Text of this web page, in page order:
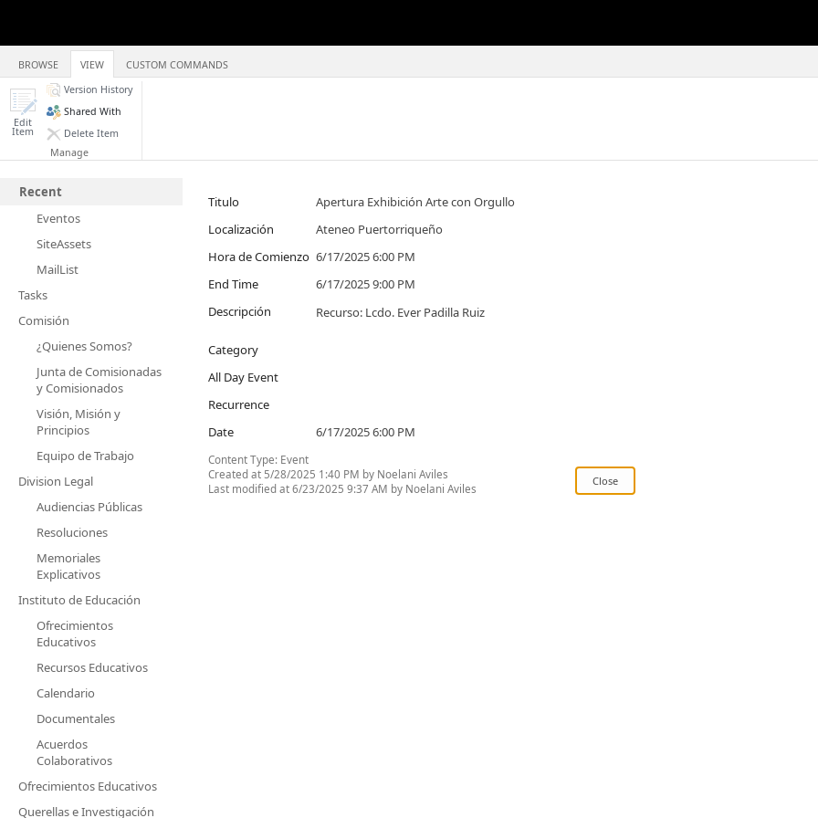
BROWSE VIEW CUSTOM COMMANDS
Edit
Item
Version History
Shared With
Delete Item
Manage
Recent
Eventos
SiteAssets
MailList
Tasks
Comisión
¿Quienes Somos?
Junta de Comisionadas
y Comisionados
Visión, Misión y
Principios
Equipo de Trabajo
Division Legal
Audiencias Públicas
Resoluciones
Memoriales
Explicativos
Instituto de Educación
Ofrecimientos
Educativos
Recursos Educativos
Calendario
Documentales
Acuerdos
Colaborativos
Ofrecimientos Educativos
Querellas e Investigación
Titulo
Apertura Exhibición Arte con Orgullo
Localización
Ateneo Puertorriqueño
Hora de Comienzo 6/17/2025 6:00 PM
End Time
6/17/2025 9:00 PM
Descripción
Recurso: Lcdo. Ever Padilla Ruiz
Category
All Day Event
Recurrence
Date
6/17/2025 6:00 PM
Content Type: Event
Created at 5/28/2025 1:40 PM by Noelani Aviles
Last modified at 6/23/2025 9:37 AM by Noelani Aviles